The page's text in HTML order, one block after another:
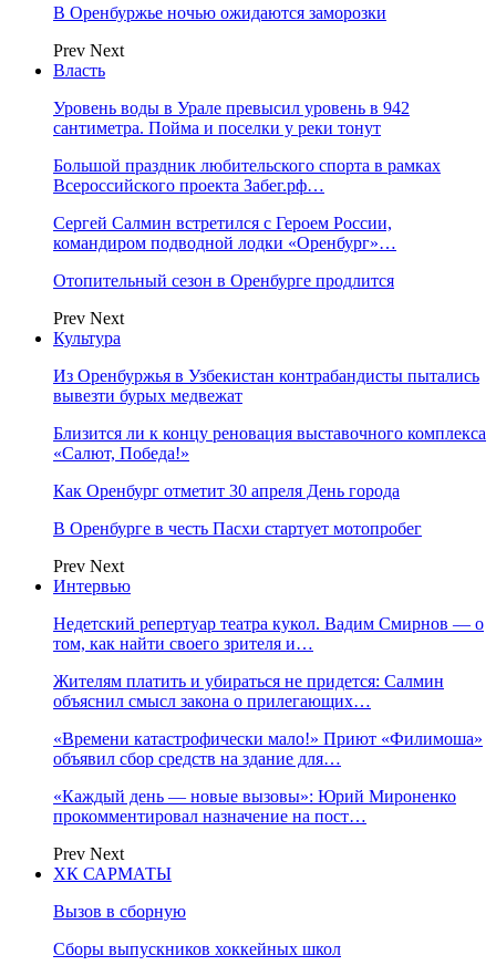
В Оренбуржье ночью ожидаются заморозки
Prev Next
Власть
Уровень воды в Урале превысил уровень в 942
сантиметра. Пойма и поселки у реки тонут
Большой праздник любительского спорта в рамках
Всероссийского проекта Забег.рф…
Сергей Салмин встретился с Героем России,
командиром подводной лодки «Оренбург»…
Отопительный сезон в Оренбурге продлится
Prev Next
Культура
Из Оренбуржья в Узбекистан контрабандисты пытались
вывезти бурых медвежат
Близится ли к концу реновация выставочного комплекса
«Салют, Победа!»
Как Оренбург отметит 30 апреля День города
В Оренбурге в честь Пасхи стартует мотопробег
Prev Next
Интервью
Недетский репертуар театра кукол. Вадим Смирнов — о
том, как найти своего зрителя и…
Жителям платить и убираться не придется: Салмин
объяснил смысл закона о прилегающих…
«Времени катастрофически мало!» Приют «Филимоша»
объявил сбор средств на здание для…
«Каждый день — новые вызовы»: Юрий Мироненко
прокомментировал назначение на пост…
Prev Next
ХК САРМАТЫ
Вызов в сборную
Сборы выпускников хоккейных школ